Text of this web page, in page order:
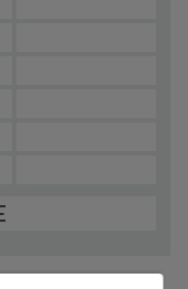
de uso infantil.
para
según
es meramente
de índole técnico,